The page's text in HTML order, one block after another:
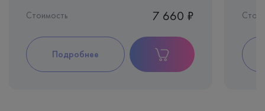
Стоимость 7 660 ₽
Подробнее